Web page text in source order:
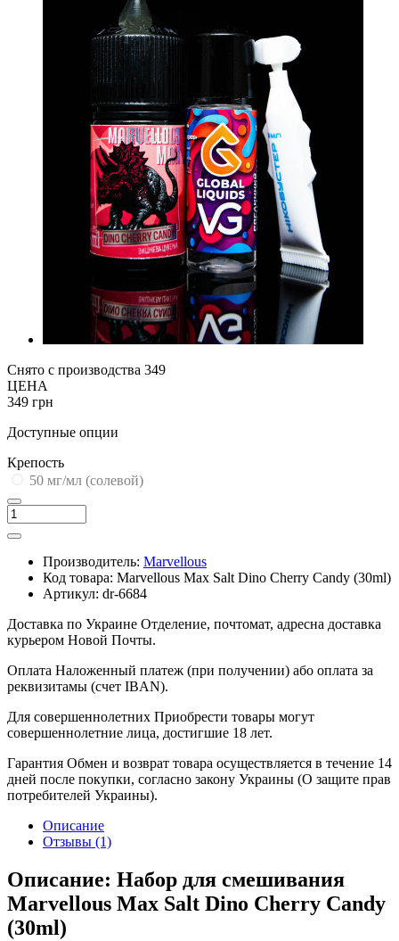
Снято с производства 349
ЦЕНА
349 грн
Доступные опции
Крепость
50 мг/мл (солевой)
Производитель: Marvellous
Код товара: Marvellous Max Salt Dino Cherry Candy (30ml)
Артикул: dr-6684
Доставка по Украине Отделение, почтомат, адресна доставка
курьером Новой Почты.
Оплата Наложенный платеж (при получении) або оплата за
реквизитамы (счет IBAN).
Для совершеннолетних Приобрести товары могут
совершеннолетние лица, достигшие 18 лет.
Гарантия Обмен и возврат товара осуществляется в течение 14
дней после покупки, согласно закону Украины (О защите прав
потребителей Украины).
Описание
Отзывы (1)
Описание: Набор для смешивания
Marvellous Max Salt Dino Cherry Candy
(30ml)